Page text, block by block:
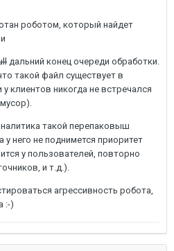
роботом, который найдет
дальний конец очереди обработки.
такой файл существует в
клиентов никогда не встречался
такой перепаковыш
у него не поднимется приоритет
у пользователей, повторно
и т.д.).
агрессивность робота,
:-)